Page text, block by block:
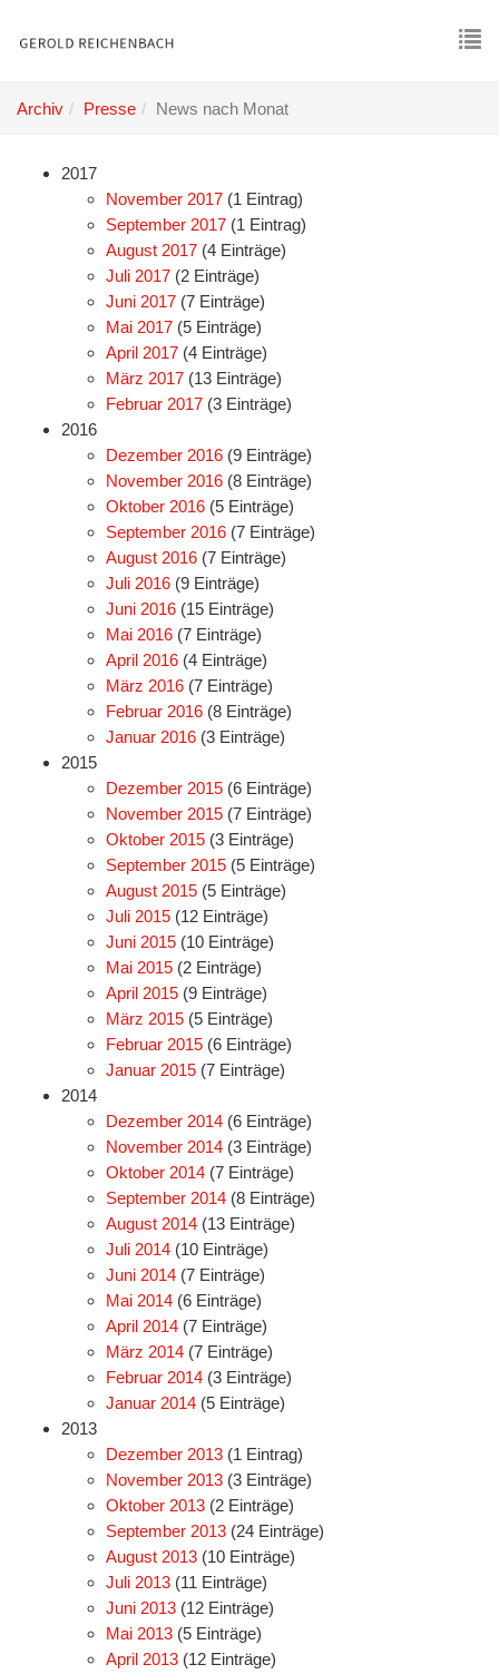
Archiv Presse News nach Monat
2017
November 2017 (1 Eintrag)
September 2017 (1 Eintrag)
August 2017 (4 Einträge)
Juli 2017 (2 Einträge)
Juni 2017 (7 Einträge)
Mai 2017 (5 Einträge)
April 2017 (4 Einträge)
März 2017 (13 Einträge)
Februar 2017 (3 Einträge)
2016
Dezember 2016 (9 Einträge)
November 2016 (8 Einträge)
Oktober 2016 (5 Einträge)
September 2016 (7 Einträge)
August 2016 (7 Einträge)
Juli 2016 (9 Einträge)
Juni 2016 (15 Einträge)
Mai 2016 (7 Einträge)
April 2016 (4 Einträge)
März 2016 (7 Einträge)
Februar 2016 (8 Einträge)
Januar 2016 (3 Einträge)
2015
Dezember 2015 (6 Einträge)
November 2015 (7 Einträge)
Oktober 2015 (3 Einträge)
September 2015 (5 Einträge)
August 2015 (5 Einträge)
Juli 2015 (12 Einträge)
Juni 2015 (10 Einträge)
Mai 2015 (2 Einträge)
April 2015 (9 Einträge)
März 2015 (5 Einträge)
Februar 2015 (6 Einträge)
Januar 2015 (7 Einträge)
2014
Dezember 2014 (6 Einträge)
November 2014 (3 Einträge)
Oktober 2014 (7 Einträge)
September 2014 (8 Einträge)
August 2014 (13 Einträge)
Juli 2014 (10 Einträge)
Juni 2014 (7 Einträge)
Mai 2014 (6 Einträge)
April 2014 (7 Einträge)
März 2014 (7 Einträge)
Februar 2014 (3 Einträge)
Januar 2014 (5 Einträge)
2013
Dezember 2013 (1 Eintrag)
November 2013 (3 Einträge)
Oktober 2013 (2 Einträge)
September 2013 (24 Einträge)
August 2013 (10 Einträge)
Juli 2013 (11 Einträge)
Juni 2013 (12 Einträge)
Mai 2013 (5 Einträge)
April 2013 (12 Einträge)